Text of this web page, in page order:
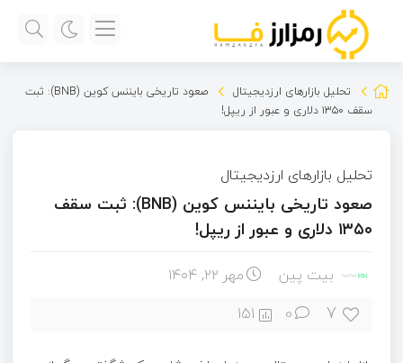
تحلیل بازارهای ارزدیجیتال
صعود تاریخی بایننس کوین (BNB): ثبت
سقف ۱۳۵۰ دلاری و عبور از ریپل!
تحلیل بازارهای ارزدیجیتال
صعود تاریخی بایننس کوین (BNB): ثبت سقف
۱۳۵۰ دلاری و عبور از ریپل!
بیت پین مهر ۲۲, ۱۴۰۴
7
0
151